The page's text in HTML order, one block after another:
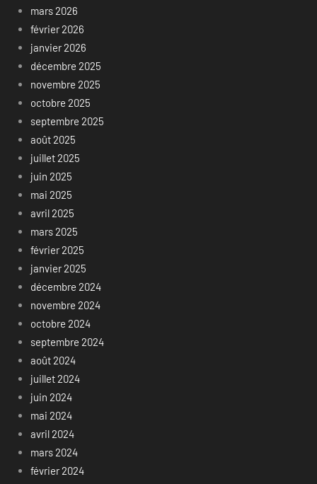
mars 2026
février 2026
janvier 2026
décembre 2025
novembre 2025
octobre 2025
septembre 2025
août 2025
juillet 2025
juin 2025
mai 2025
avril 2025
mars 2025
février 2025
janvier 2025
décembre 2024
novembre 2024
octobre 2024
septembre 2024
août 2024
juillet 2024
juin 2024
mai 2024
avril 2024
mars 2024
février 2024